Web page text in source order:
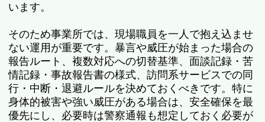
います。
そのため事業所では、現場職員を一人で抱え込ませ
ない運用が重要です。暴言や威圧が始まった場合の
報告ルート、複数対応への切替基準、面談記録・苦
情記録・事故報告書の様式、訪問系サービスでの同
行・中断・退避ルールを決めておくべきです。特に
身体的被害や強い威圧がある場合は、安全確保を最
優先にし、必要時は警察通報も想定しておく必要が